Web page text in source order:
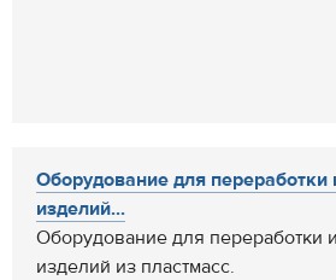
Оборудование для переработки
изделий...
Оборудование для переработки
изделий из пластмасс.